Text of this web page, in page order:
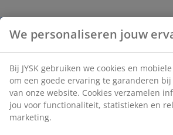
We personaliseren jouw
Bij JYSK gebruiken we cookies en
om een goede ervaring te garanderen bij
van onze website. Cookies verzamelen
jou voor functionaliteit, statistieken en
marketing.